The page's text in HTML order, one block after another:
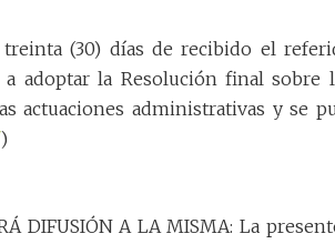
(30) días de recibido el
a adoptar la Resolución final sobre
actuaciones administrativas y se
)
DIFUSIÓN A LA MISMA: La